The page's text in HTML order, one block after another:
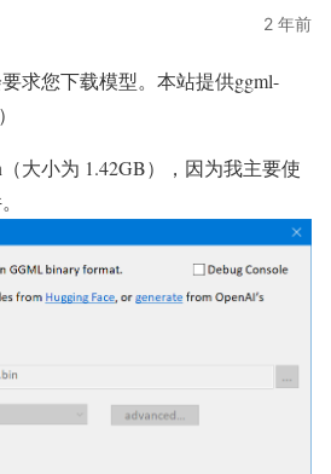
2 年前
求您下载模型。本站提供ggml-
大小为 1.42GB），因为我主要使